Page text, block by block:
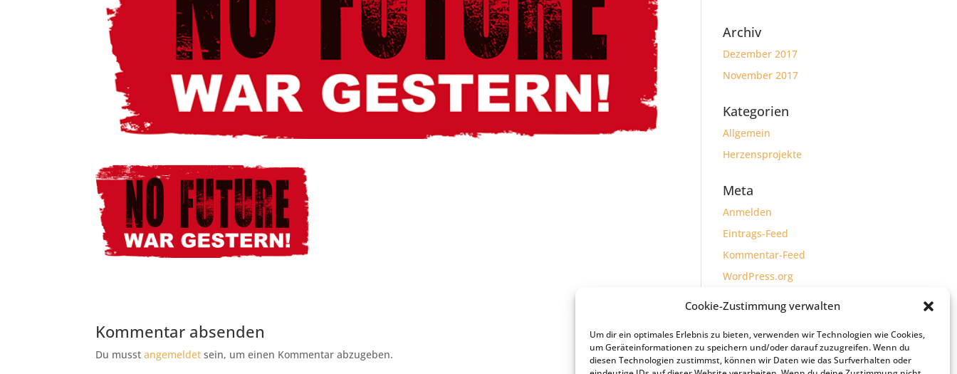
Cookie-Zustimmung verwalten
Um dir ein optimales Erlebnis zu bieten, verwenden wir Technologien wie Cookies,
um Geräteinformationen zu speichern und/oder darauf zuzugreifen. Wenn du
diesen Technologien zustimmst, können wir Daten wie das Surfverhalten oder
Kommentar absenden
Du musstangemeldet sein, um einen Kommentar abzugeben.
Archiv
Dezember 2017
November 2017
Kategorien
Allgemein
Herzensprojekte
Meta
Anmelden
Eintrags-Feed
Kommentar-Feed
WordPress.org